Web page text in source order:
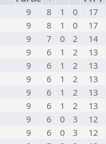
9 8 1 0
17
9 8 1 0
17
9 7 0 2
14
9 6 1 2
13
9 6 1 2
13
9 6 1 2
13
9 6 1 2
13
9 6 1 2
13
9 6 0 3
12
9 6 0 3
12